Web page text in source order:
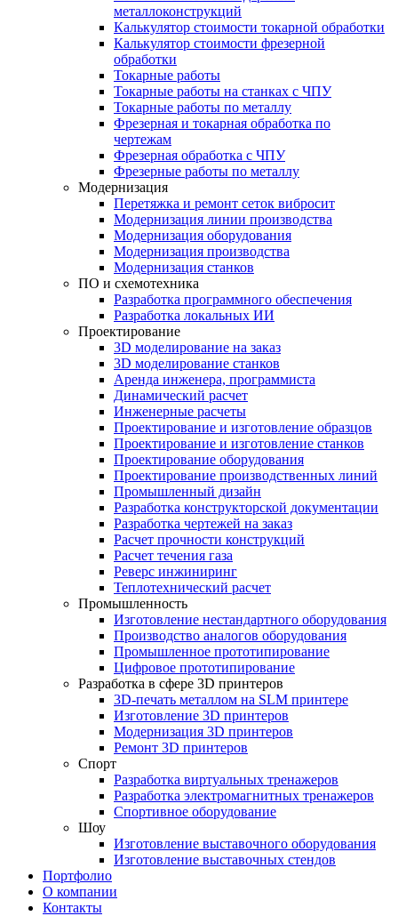
металлоконструкций
Калькулятор стоимости токарной обработки
Калькулятор стоимости фрезерной
обработки
Токарные работы
Токарные работы на станках с ЧПУ
Токарные работы по металлу
Фрезерная и токарная обработка по
чертежам
Фрезерная обработка с ЧПУ
Фрезерные работы по металлу
Модернизация
Перетяжка и ремонт сеток вибросит
Модернизация линии производства
Модернизация оборудования
Модернизация производства
Модернизация станков
ПО и схемотехника
Разработка программного обеспечения
Разработка локальных ИИ
Проектирование
3D моделирование на заказ
3D моделирование станков
Аренда инженера, программиста
Динамический расчет
Инженерные расчеты
Проектирование и изготовление образцов
Проектирование и изготовление станков
Проектирование оборудования
Проектирование производственных линий
Промышленный дизайн
Разработка конструкторской документации
Разработка чертежей на заказ
Расчет прочности конструкций
Расчет течения газа
Реверс инжиниринг
Теплотехнический расчет
Промышленность
Изготовление нестандартного оборудования
Производство аналогов оборудования
Промышленное прототипирование
Цифровое прототипирование
Разработка в сфере 3D принтеров
3D-печать металлом на SLM принтере
Изготовление 3D принтеров
Модернизация 3D принтеров
Ремонт 3D принтеров
Спорт
Разработка виртуальных тренажеров
Разработка электромагнитных тренажеров
Спортивное оборудование
Шоу
Изготовление выставочного оборудования
Изготовление выставочных стендов
Портфолио
О компании
Контакты